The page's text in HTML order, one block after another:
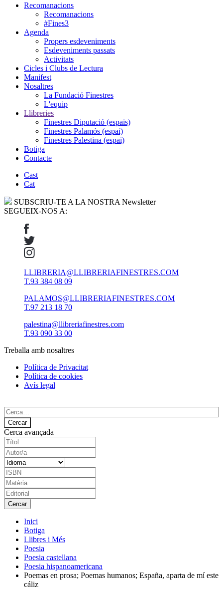
Recomanacions
Recomanacions
#Fines3
Agenda
Propers esdeveniments
Esdeveniments passats
Activitats
Cicles i Clubs de Lectura
Manifest
Nosaltres
La Fundació Finestres
L'equip
Llibreries
Finestres Diputació (espais)
Finestres Palamós (espai)
Finestres Palestina (espai)
Botiga
Contacte
Cast
Cat
SUBSCRIU-TE A LA NOSTRA Newsletter
SEGUEIX-NOS A:
LLIBRERIA@LLIBRERIAFINESTRES.COM
T.93 384 08 09
PALAMOS@LLIBRERIAFINESTRES.COM
T.97 213 18 70
palestina@llibreriafinestres.com
T.93 090 33 00
Treballa amb nosaltres
Política de Privacitat
Política de cookies
Avís legal
Cerca avançada
Inici
Botiga
Llibres i Més
Poesia
Poesia castellana
Poesia hispanoamericana
Poemas en prosa; Poemas humanos; España, aparta de mí este
cáliz